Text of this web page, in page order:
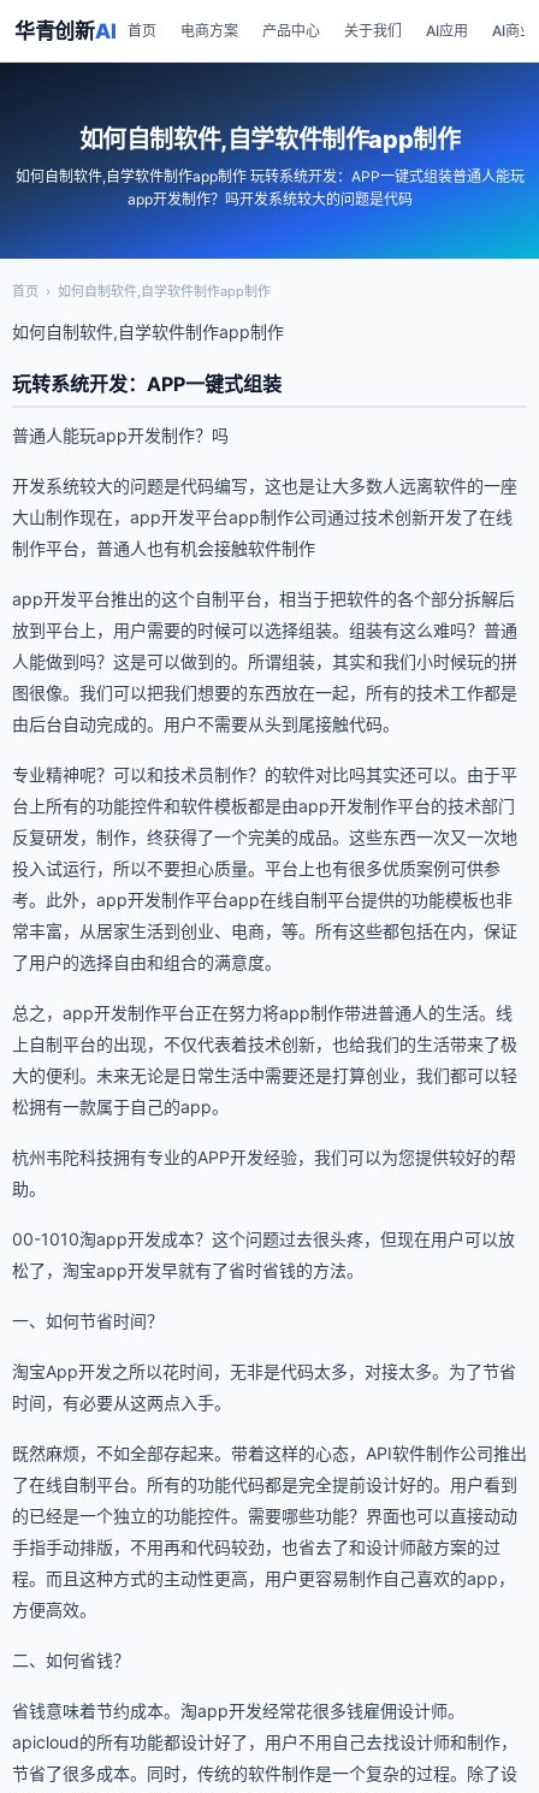
华青创新AI 首页 电商方案 产品中心 关于我们 AI应用 AI商业
如何自制软件,自学软件制作app制作
如何自制软件,自学软件制作app制作 玩转系统开发：APP一键式组装普通人能玩
app开发制作？吗开发系统较大的问题是代码
首页 › 如何自制软件,自学软件制作app制作
如何自制软件,自学软件制作app制作
玩转系统开发：APP一键式组装
普通人能玩app开发制作？吗
开发系统较大的问题是代码编写，这也是让大多数人远离软件的一座
大山制作现在，app开发平台app制作公司通过技术创新开发了在线
制作平台，普通人也有机会接触软件制作
app开发平台推出的这个自制平台，相当于把软件的各个部分拆解后
放到平台上，用户需要的时候可以选择组装。组装有这么难吗？普通
人能做到吗？这是可以做到的。所谓组装，其实和我们小时候玩的拼
图很像。我们可以把我们想要的东西放在一起，所有的技术工作都是
由后台自动完成的。用户不需要从头到尾接触代码。
专业精神呢？可以和技术员制作？的软件对比吗其实还可以。由于平
台上所有的功能控件和软件模板都是由app开发制作平台的技术部门
反复研发，制作，终获得了一个完美的成品。这些东西一次又一次地
投入试运行，所以不要担心质量。平台上也有很多优质案例可供参
考。此外，app开发制作平台app在线自制平台提供的功能模板也非
常丰富，从居家生活到创业、电商，等。所有这些都包括在内，保证
了用户的选择自由和组合的满意度。
总之，app开发制作平台正在努力将app制作带进普通人的生活。线
上自制平台的出现，不仅代表着技术创新，也给我们的生活带来了极
大的便利。未来无论是日常生活中需要还是打算创业，我们都可以轻
松拥有一款属于自己的app。
杭州韦陀科技拥有专业的APP开发经验，我们可以为您提供较好的帮
助。
00-1010淘app开发成本？这个问题过去很头疼，但现在用户可以放
松了，淘宝app开发早就有了省时省钱的方法。
一、如何节省时间？
淘宝App开发之所以花时间，无非是代码太多，对接太多。为了节省
时间，有必要从这两点入手。
既然麻烦，不如全部存起来。带着这样的心态，API软件制作公司推出
了在线自制平台。所有的功能代码都是完全提前设计好的。用户看到
的已经是一个独立的功能控件。需要哪些功能？界面也可以直接动动
手指手动排版，不用再和代码较劲，也省去了和设计师敲方案的过
程。而且这种方式的主动性更高，用户更容易制作自己喜欢的app，
方便高效。
二、如何省钱？
省钱意味着节约成本。淘app开发经常花很多钱雇佣设计师。
apicloud的所有功能都设计好了，用户不用自己去找设计师和制作，
节省了很多成本。同时，传统的软件制作是一个复杂的过程。除了设